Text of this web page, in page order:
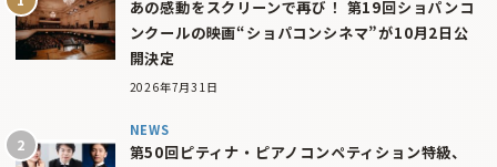
あの感動をスクリーンで再び！ 第19回ショパンコ
ンクールの映画“ショパコンシネマ”が10月2日公
開決定
2026年7月31日
NEWS
第50回ピティナ・ピアノコンペティション特級、